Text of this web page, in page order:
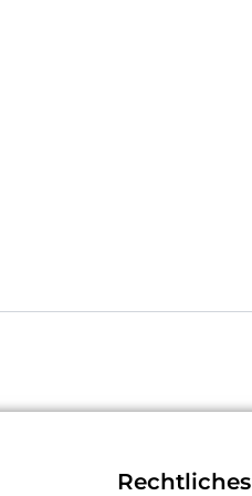
Rechtliches